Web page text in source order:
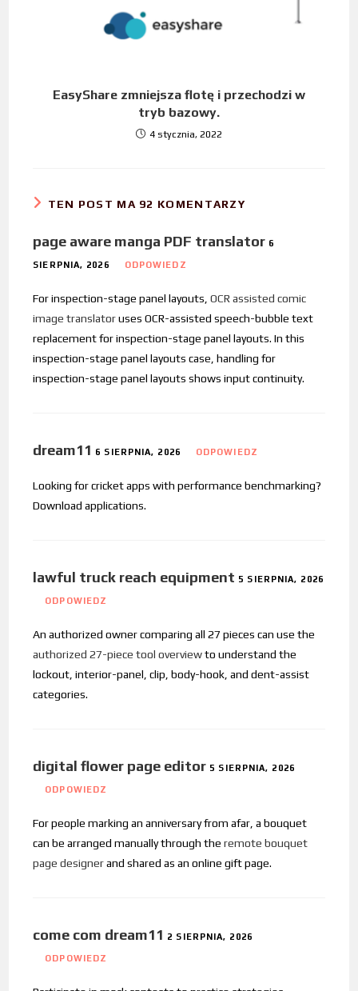
EasyShare zmniejsza flotę i przechodzi w
tryb bazowy.
4 stycznia, 2022
TEN POST MA 92 KOMENTARZY
page aware manga PDF translator 6
SIERPNIA, 2026 ODPOWIEDZ
For inspection-stage panel layouts,OCR assisted comic
image translatoruses OCR-assisted speech-bubble text
replacement for inspection-stage panel layouts. In this
inspection-stage panel layouts case, handling for
inspection-stage panel layouts shows input continuity.
dream11 6 SIERPNIA, 2026 ODPOWIEDZ
Looking for cricket apps with performance benchmarking?
Download applications.
lawful truck reach equipment 5 SIERPNIA, 2026
ODPOWIEDZ
An authorized owner comparing all 27 pieces can use the
authorized 27-piece tool overviewto understand the
lockout, interior-panel, clip, body-hook, and dent-assist
categories.
digital flower page editor 5 SIERPNIA, 2026
ODPOWIEDZ
For people marking an anniversary from afar, a bouquet
can be arranged manually through theremote bouquet
page designerand shared as an online gift page.
come com dream11 2 SIERPNIA, 2026
ODPOWIEDZ